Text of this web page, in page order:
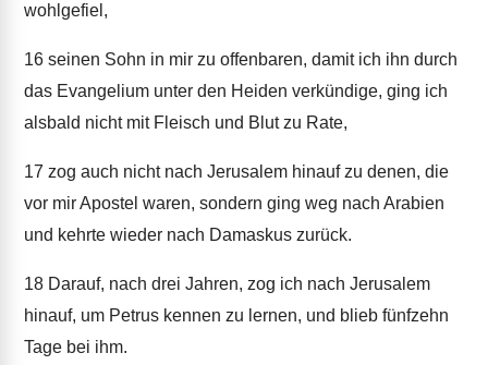
wohlgefiel,
16 seinen Sohn in mir zu offenbaren, damit ich ihn durch
das Evangelium unter den Heiden verkündige, ging ich
alsbald nicht mit Fleisch und Blut zu Rate,
17 zog auch nicht nach Jerusalem hinauf zu denen, die
vor mir Apostel waren, sondern ging weg nach Arabien
und kehrte wieder nach Damaskus zurück.
18 Darauf, nach drei Jahren, zog ich nach Jerusalem
hinauf, um Petrus kennen zu lernen, und blieb fünfzehn
Tage bei ihm.